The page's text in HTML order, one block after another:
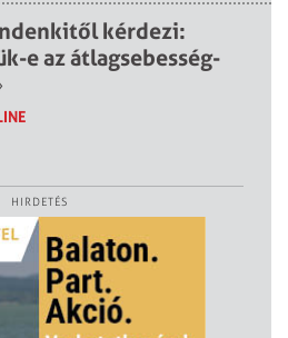
kérdezi:
e az átlagsebesség-
HIRDETÉS